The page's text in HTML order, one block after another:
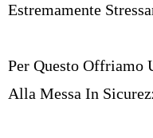
Estremamente
Per Questo Offriamo
Alla Messa In